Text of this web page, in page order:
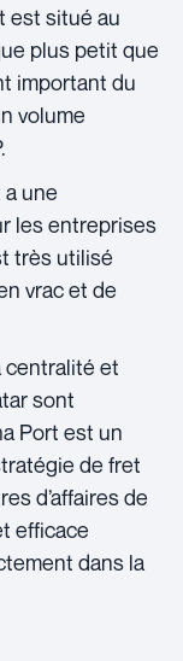
est situé au
plus petit que
important du
volume
a une
les entreprises
très utilisé
vrac et de
centralité et
sont
Port est un
de fret
d’affaires de
efficace
dans la